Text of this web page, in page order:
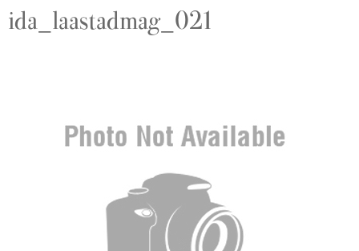
ida_laastadmag_021